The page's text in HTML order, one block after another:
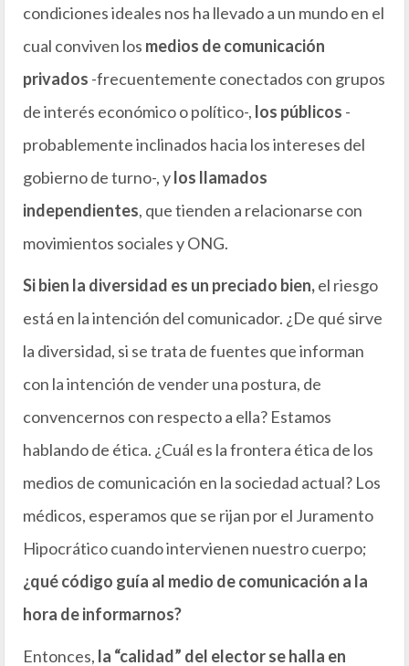
condiciones ideales nos ha llevado a un mundo en el
cual conviven los medios de comunicación
privados -frecuentemente conectados con grupos
de interés económico o político-, los públicos -
probablemente inclinados hacia los intereses del
gobierno de turno-, ylos llamados
independientes, que tienden a relacionarse con
movimientos sociales y ONG.
Si bien la diversidad es un preciado bien,el riesgo
está en la intención del comunicador. ¿De qué sirve
la diversidad, si se trata de fuentes que informan
con la intención de vender una postura, de
convencernos con respecto a ella? Estamos
hablando de ética. ¿Cuál es la frontera ética de los
medios de comunicación en la sociedad actual? Los
médicos, esperamos que se rijan por el Juramento
Hipocrático cuando intervienen nuestro cuerpo;
¿qué código guía al medio de comunicación a la
hora de informarnos?
Entonces, la “calidad” del elector se halla en